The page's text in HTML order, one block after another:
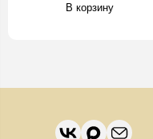
В корзину